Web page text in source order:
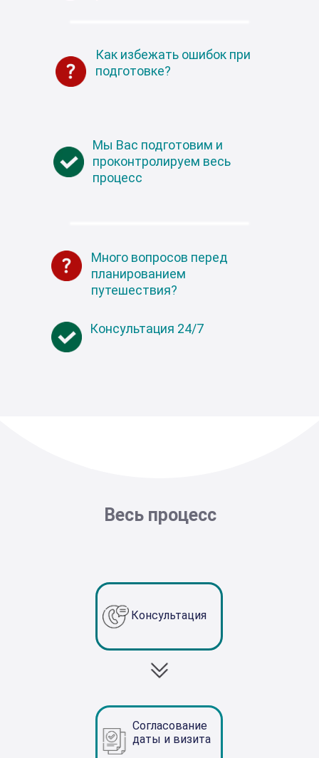
Как избежать ошибок при
подготовке?
Много вопросов перед
планированием
путешествия?
Мы Вас подготовим и
проконтролируем весь
процесс
Консультация 24/7
Весь процесс
Согласование
даты и визита
Консультация